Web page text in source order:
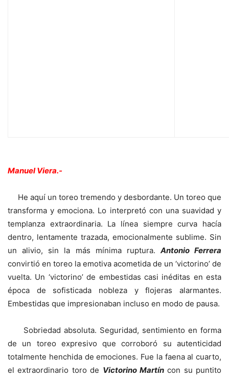
Manuel Viera.-
He aquí un toreo tremendo y desbordante. Un toreo que
transforma y emociona. Lo interpretó con una suavidad y
templanza extraordinaria. La línea siempre curva hacía
dentro, lentamente trazada, emocionalmente sublime. Sin
un alivio, sin la más mínima ruptura. Antonio Ferrera
convirtió en toreo la emotiva acometida de un ‘victorino’ de
vuelta. Un ‘victorino’ de embestidas casi inéditas en esta
época de sofisticada nobleza y flojeras alarmantes.
Embestidas que impresionaban incluso en modo de pausa.
Sobriedad absoluta. Seguridad, sentimiento en forma
de un toreo expresivo que corroboró su autenticidad
totalmente henchida de emociones. Fue la faena al cuarto,
el extraordinario toro de Victorino Martíncon su puntito